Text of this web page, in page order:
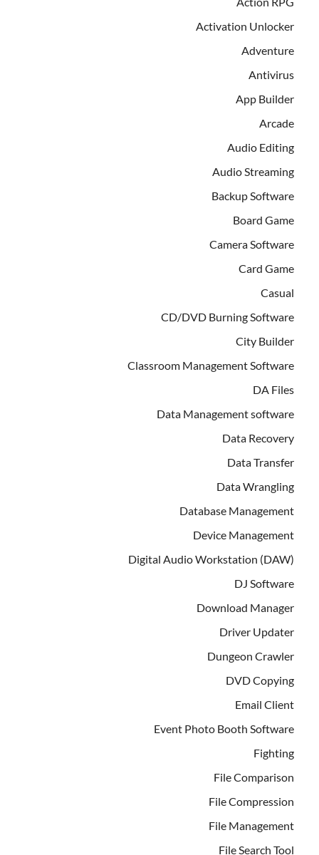
Activation Unlocker
Adventure
Antivirus
App Builder
Arcade
Audio Editing
Audio Streaming
Backup Software
Board Game
Camera Software
Card Game
Casual
CD/DVD Burning Software
City Builder
Classroom Management Software
DA Files
Data Management software
Data Recovery
Data Transfer
Data Wrangling
Database Management
Device Management
Digital Audio Workstation (DAW)
DJ Software
Download Manager
Driver Updater
Dungeon Crawler
DVD Copying
Email Client
Event Photo Booth Software
Fighting
File Comparison
File Compression
File Management
File Search Tool